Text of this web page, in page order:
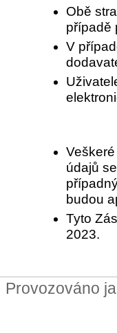
Obě
případě
V
údajů
budou
Tyto
2023.
Provozováno